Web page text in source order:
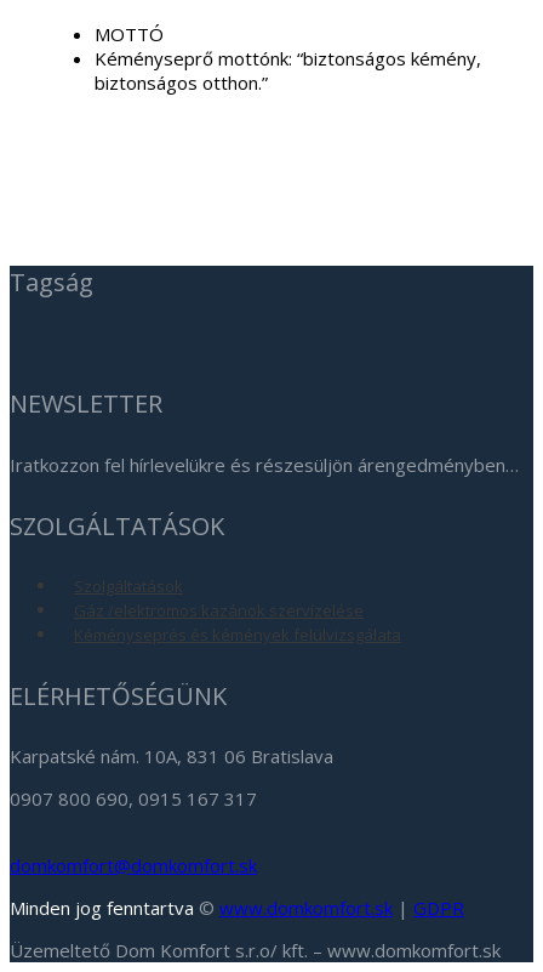
MOTTÓ
Kéményseprő mottónk: “biztonságos kémény,
biztonságos otthon.”
Tagság
NEWSLETTER
Iratkozzon fel hírlevelükre és részesüljön árengedményben…
SZOLGÁLTATÁSOK
Szolgáltatások
Gáz /elektromos kazánok szervízelése
Kéményseprés és kémények felülvizsgálata
ELÉRHETŐSÉGÜNK
Karpatské nám. 10A, 831 06 Bratislava
0907 800 690, 0915 167 317
domkomfort@domkomfort.sk
Minden jog fenntartva © www.domkomfort.sk | GDPR
Üzemeltető Dom Komfort s.r.o/ kft. – www.domkomfort.sk